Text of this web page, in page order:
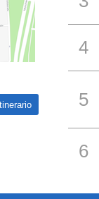
4
5
6